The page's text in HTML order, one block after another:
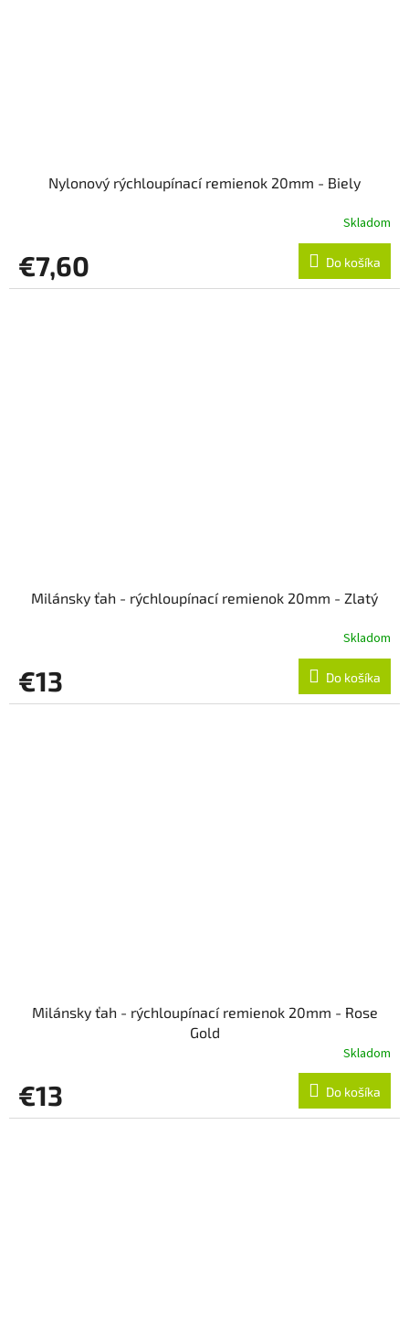
Nylonový rýchloupínací remienok 20mm - Biely
Skladom
€7,60 Do košíka
Milánsky ťah - rýchloupínací remienok 20mm - Zlatý
Skladom
€13 Do košíka
Milánsky ťah - rýchloupínací remienok 20mm - Rose
Gold
Skladom
€13 Do košíka